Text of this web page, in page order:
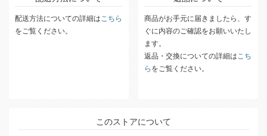
配送方法についての詳細はこちら
をご覧ください。
商品がお手元に届きましたら、す
ぐに内容のご確認をお願いいたし
ます。
返品・交換についての詳細はこち
ら をご覧ください。
このストアについて